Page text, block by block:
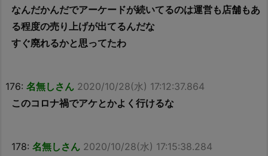
なんだかんだでアーケードが続いてるのは運営も店舗もあ
る程度の売り上げが出てるんだな
すぐ廃れるかと思ってたわ
176: 名無しさん 2020/10/28(水) 17:12:37.864
このコロナ禍でアケとかよく行けるな
178: 名無しさん 2020/10/28(水) 17:15:38.284